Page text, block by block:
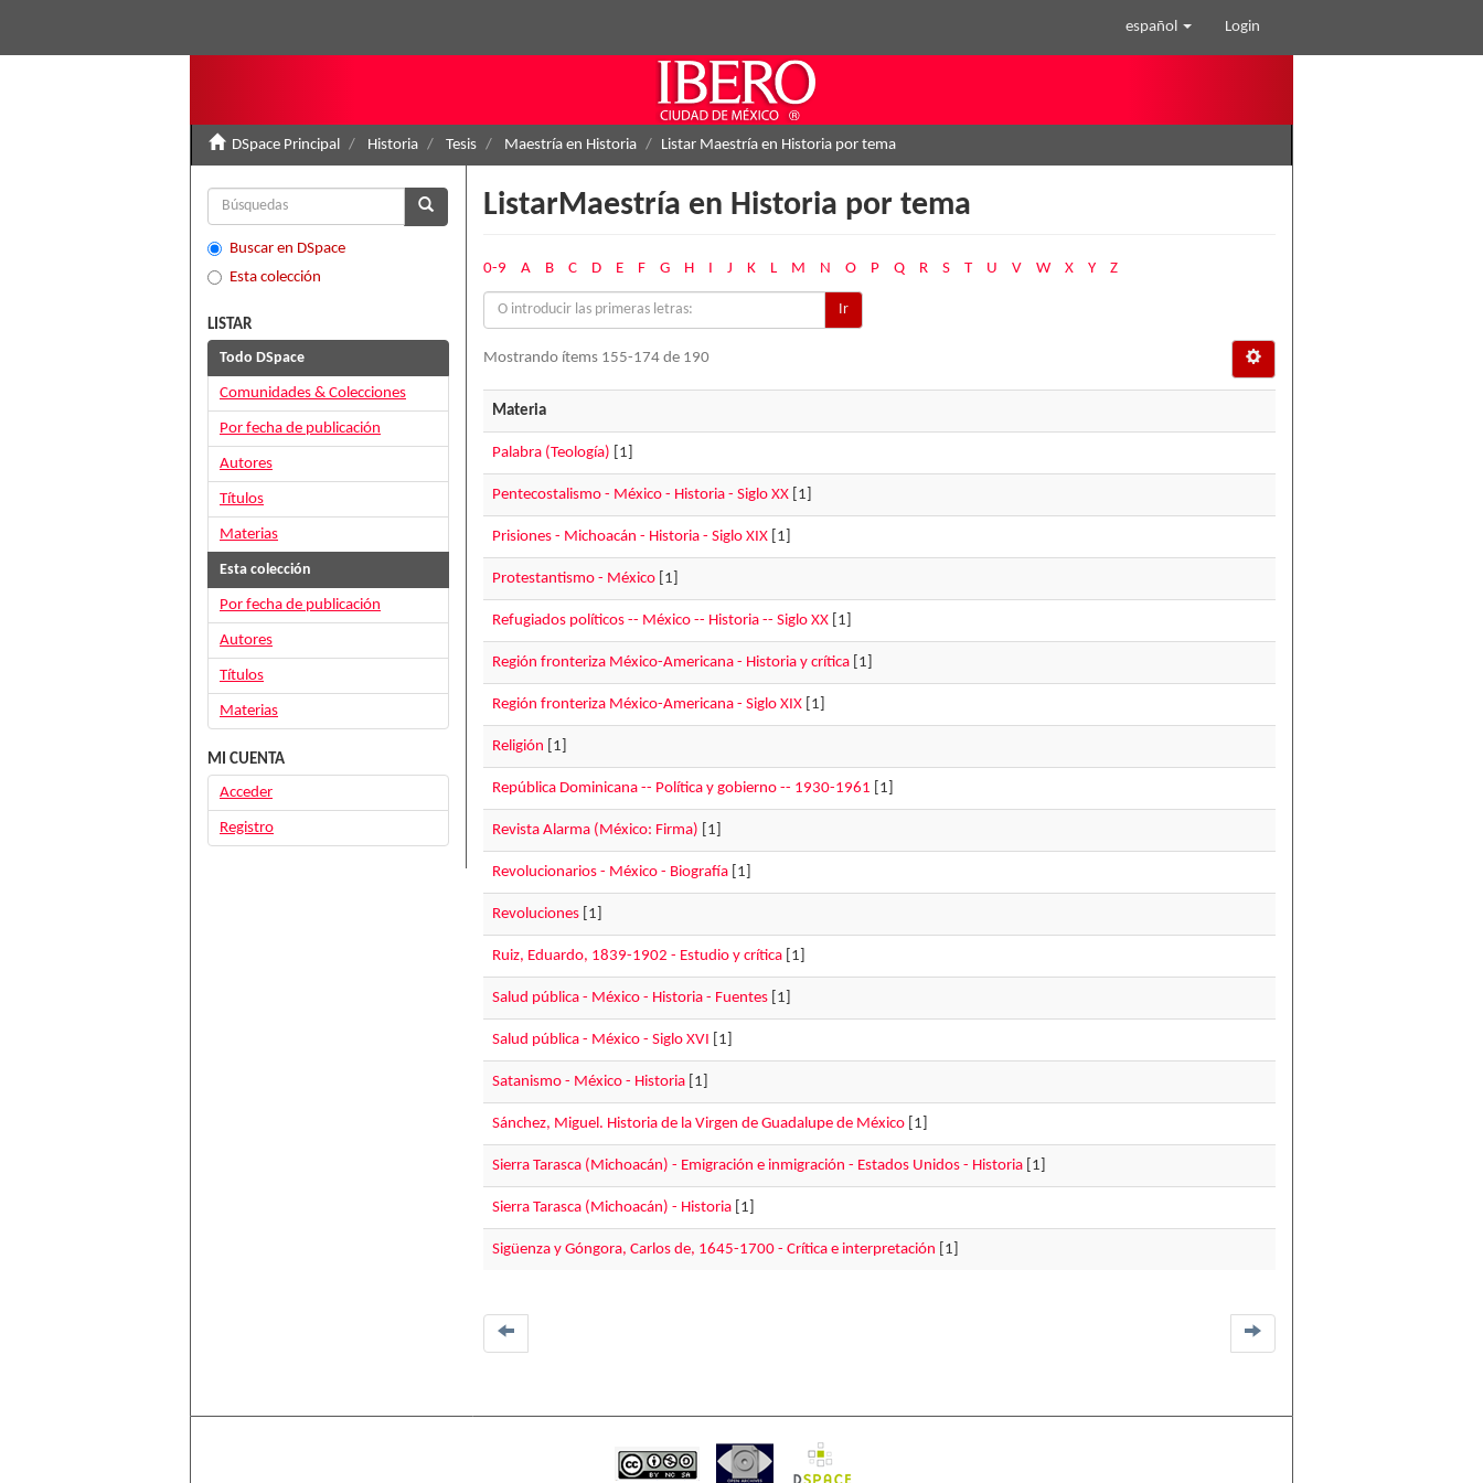
español Login
DSpace Principal Historia Tesis Maestría en Historia Listar Maestría en Historia por tema
ListarMaestría en Historia por tema
0-9 A B C D E F G H I J K L M N O P Q R S T U V W X Y Z
Ir
Mostrando ítems 155-174 de 190
Materia
Palabra (Teología) [1]
Pentecostalismo - México - Historia - Siglo XX[1]
Prisiones - Michoacán - Historia - Siglo XIX[1]
Protestantismo - México[1]
Refugiados políticos -- México -- Historia -- Siglo XX[1]
Región fronteriza México-Americana - Historia y crítica[1]
Región fronteriza México-Americana - Siglo XIX[1]
Religión [1]
República Dominicana -- Política y gobierno -- 1930-1961 [1]
Revista Alarma (México: Firma) [1]
Revolucionarios - México - Biografía[1]
Revoluciones[1]
Ruiz, Eduardo, 1839-1902 - Estudio y crítica[1]
Salud pública - México - Historia - Fuentes[1]
Salud pública - México - Siglo XVI [1]
Satanismo - México - Historia[1]
Sánchez, Miguel. Historia de la Virgen de Guadalupe de México[1]
Sierra Tarasca (Michoacán) - Emigración e inmigración - Estados Unidos - Historia[1]
Sierra Tarasca (Michoacán) - Historia[1]
Sigüenza y Góngora, Carlos de, 1645-1700 - Crítica e interpretación [1]
Buscar en DSpace
Esta colección
LISTAR
Todo DSpace
Comunidades & Colecciones
Por fecha de publicación
Autores
Títulos
Materias
Esta colección
Por fecha de publicación
Autores
Títulos
Materias
MI CUENTA
Acceder
Registro